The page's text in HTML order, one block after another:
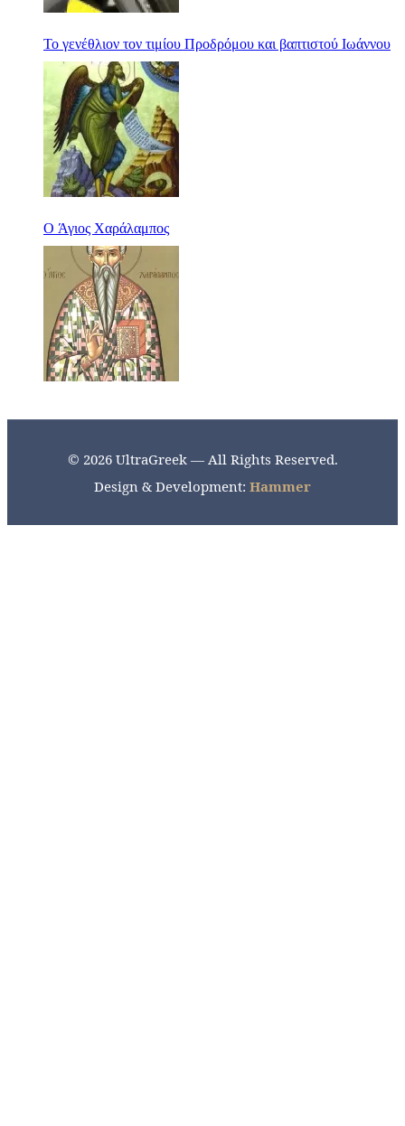
Το γενέθλιον τον τιμίου Προδρόμου και βαπτιστού Ιωάννου
Ο Άγιος Χαράλαμπος
© 2026 UltraGreek — All Rights Reserved.
Design & Development: Hammer